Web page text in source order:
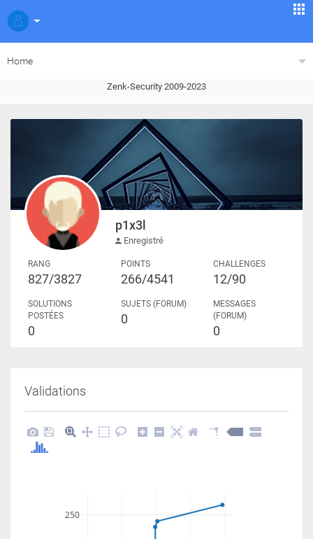
Home
Zenk-Security 2009-2023
p1x3l
Enregistré
RANG
827/3827
POINTS
266/4541
CHALLENGES
12/90
SOLUTIONS
POSTÉES
0
SUJETS (FORUM)
0
MESSAGES
(FORUM)
0
Validations
250